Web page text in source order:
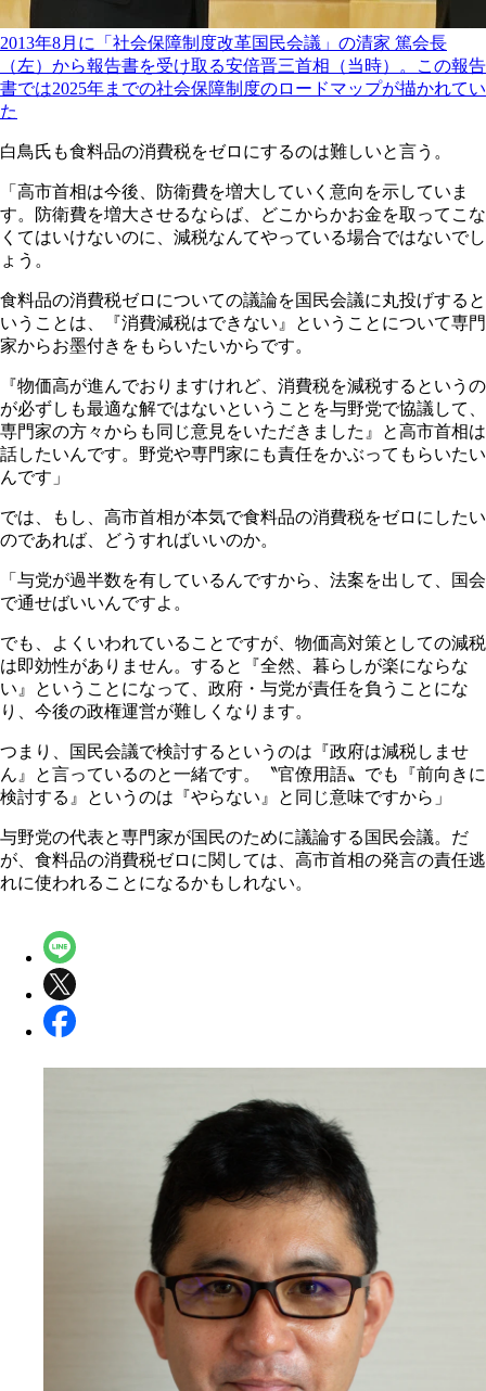
2013年8月に「社会保障制度改革国民会議」の清家 篤会長
（左）から報告書を受け取る安倍晋三首相（当時）。この報告
書では2025年までの社会保障制度のロードマップが描かれてい
た
白鳥氏も食料品の消費税をゼロにするのは難しいと言う。
「高市首相は今後、防衛費を増大していく意向を示していま
す。防衛費を増大させるならば、どこからかお金を取ってこな
くてはいけないのに、減税なんてやっている場合ではないでし
ょう。
食料品の消費税ゼロについての議論を国民会議に丸投げすると
いうことは、『消費減税はできない』ということについて専門
家からお墨付きをもらいたいからです。
『物価高が進んでおりますけれど、消費税を減税するというの
が必ずしも最適な解ではないということを与野党で協議して、
専門家の方々からも同じ意見をいただきました』と高市首相は
話したいんです。野党や専門家にも責任をかぶってもらいたい
んです」
では、もし、高市首相が本気で食料品の消費税をゼロにしたい
のであれば、どうすればいいのか。
「与党が過半数を有しているんですから、法案を出して、国会
で通せばいいんですよ。
でも、よくいわれていることですが、物価高対策としての減税
は即効性がありません。すると『全然、暮らしが楽にならな
い』ということになって、政府・与党が責任を負うことにな
り、今後の政権運営が難しくなります。
つまり、国民会議で検討するというのは『政府は減税しませ
ん』と言っているのと一緒です。〝官僚用語〟でも『前向きに
検討する』というのは『やらない』と同じ意味ですから」
与野党の代表と専門家が国民のために議論する国民会議。だ
が、食料品の消費税ゼロに関しては、高市首相の発言の責任逃
れに使われることになるかもしれない。